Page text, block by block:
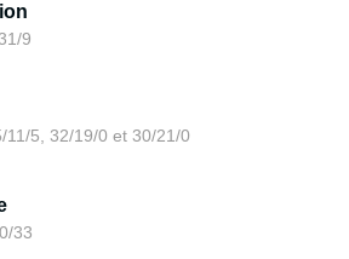
9
11/5, 32/19/0 et 30/21/0
33